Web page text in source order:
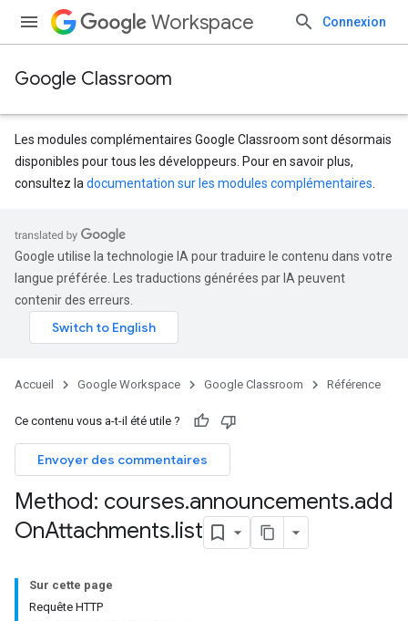
Workspace Connexion
Google Classroom
Les modules complémentaires Google Classroom sont désormais
disponibles pour tous les développeurs. Pour en savoir plus,
consultez la documentation sur les modules complémentaires
Google utilise la technologie IA pour traduire le contenu dans votre
langue préférée. Les traductions générées par IA peuvent
contenir des erreurs.
Accueil Google Workspace Google Classroom Référence
Ce contenu vous a-t-il été utile ?
Envoyer des commentaires
Method: courses.announcements.add
OnAttachments.list
Sur cette page
Requête HTTP